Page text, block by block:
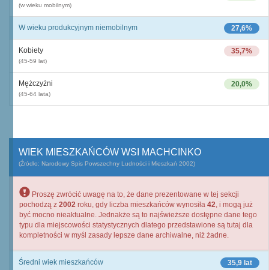
(w wieku mobilnym)
27,6%
W wieku produkcyjnym niemobilnym
35,7%
Kobiety
(45-59 lat)
20,0%
Mężczyźni
(45-64 lata)
WIEK MIESZKAŃCÓW WSI MACHCINKO
(Źródło: Narodowy Spis Powszechny Ludności i Mieszkań 2002)
Proszę zwrócić uwagę na to, że dane prezentowane w tej sekcji
pochodzą z 2002 roku, gdy liczba mieszkańców wynosiła 42, i mogą już
być mocno nieaktualne. Jednakże są to najświeższe dostępne dane tego
typu dla miejscowości statystycznych dlatego przedstawione są tutaj dla
kompletności w myśl zasady lepsze dane archiwalne, niż żadne.
35,9 lat
Średni wiek mieszkańców